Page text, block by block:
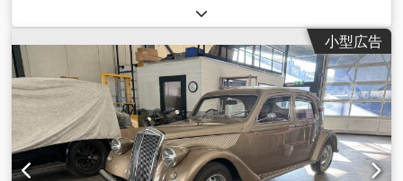
小型広告